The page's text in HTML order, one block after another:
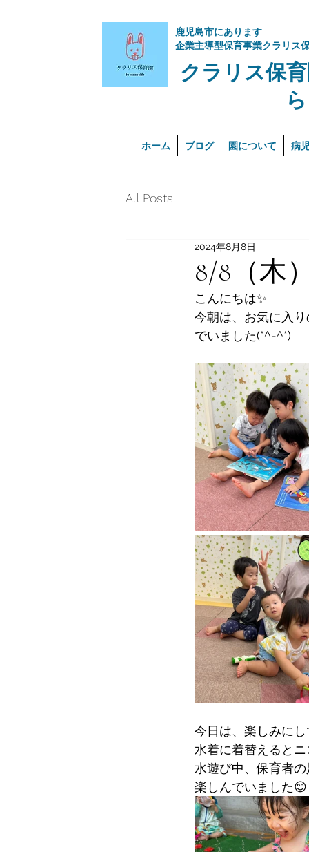
​鹿児島市にあります
企業主導型保育事業クラリス
クラリス保
ら
ホーム ブログ 園について 病
All Posts
8/8（木
2024年8月8日
こんにちは✨
今朝は、お気に入
でいました(*^-^*)
今日は、楽しみに
水着に着替えると
水遊び中、保育者
楽しんでいました😊